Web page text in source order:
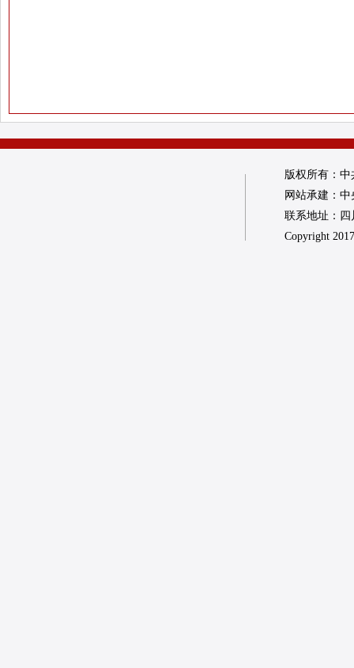
版权所有：
网站承建：
联系地址：四
Copyright